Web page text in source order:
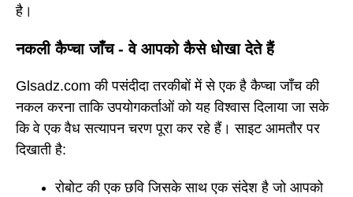
है।
नकली कैप्चा जाँच - वे आपको कैसे धोखा देते हैं
Glsadz.com की पसंदीदा तरकीबों में से एक है कैप्चा जाँच की
नकल करना ताकि उपयोगकर्ताओं को यह विश्वास दिलाया जा सके
कि वे एक वैध सत्यापन चरण पूरा कर रहे हैं। साइट आमतौर पर
दिखाती है:
रोबोट की एक छवि जिसके साथ एक संदेश है जो आपको